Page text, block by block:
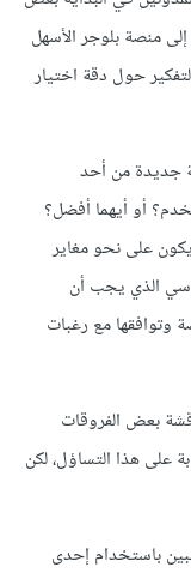
إلى منصة بلوجر الأسهل
حول دقة اختيار
جديدة من أحد
أو أيهما أفضل؟
على نحو مغاير
الذي يجب أن
وتوافقها مع رغبات
بعض الفروقات
على هذا التساؤل، لكن
باستخدام إحدى